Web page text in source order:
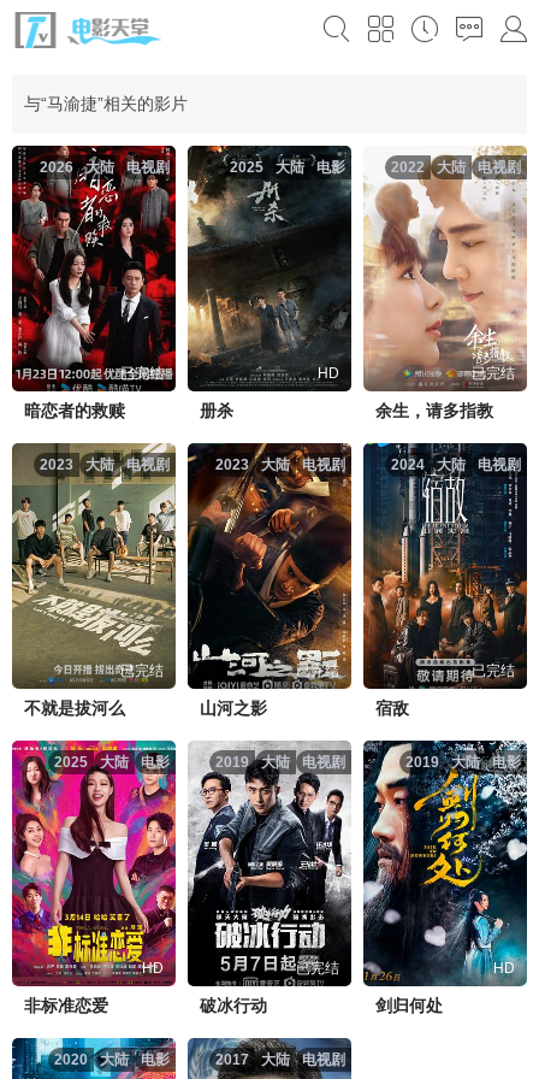
与“马渝捷”相关的影片
电视剧
大陆
2026
已完结
暗恋者的救赎
电影
大陆
2025
HD
册杀
电视剧
大陆
2022
已完结
余生，请多指教
电视剧
大陆
2023
已完结
不就是拔河么
电视剧
大陆
2023
已完结
山河之影
电视剧
大陆
2024
已完结
宿敌
电影
大陆
2025
HD
非标准恋爱
电视剧
大陆
2019
已完结
破冰行动
电影
大陆
2019
HD
剑归何处
电影
大陆
2020 电视剧
大陆
2017